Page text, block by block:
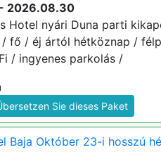
2026.08.30
Hotel nyári Duna parti
fő / éj ártól hétköznap /
/ ingyenes parkolás /
Sie dieses Paket
Baja Október 23-i hosszú